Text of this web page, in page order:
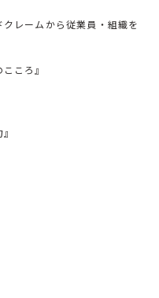
クレームから従業員・組織を
ころ』